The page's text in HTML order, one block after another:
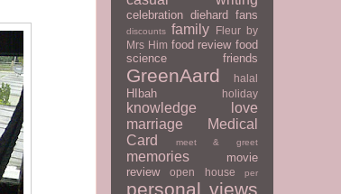
celebration diehard fans
discounts family
Fleur by
Mrs Him food review food
science
friends
GreenAard halal
HIbah holiday
knowledge
love
marriage
Medical
Card
meet & greet
memories
movie
review
open house per
personal views